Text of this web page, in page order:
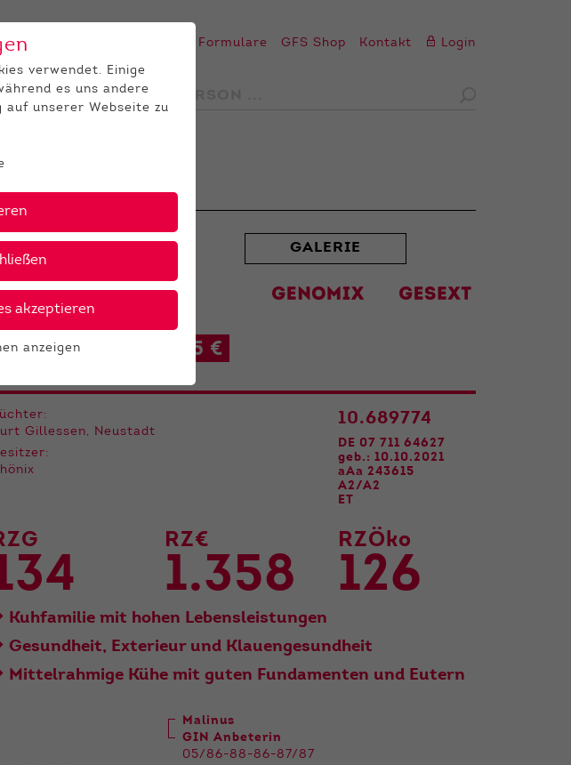
Formulare GFS Shop Kontakt Login
GALERIE
29 € 45 €
Gillessen, Neustadt
10.689774
DE 07 711 64627
geb.: 10.10.2021
aAa 243615
A2/A2
ET
RZ€
1.358
RZÖko
126
Kuhfamilie mit hohen Lebensleistungen
Gesundheit, Exterieur und Klauengesundheit
Mittelrahmige Kühe mit guten Fundamenten und Eutern
Malinus
GIN Anbeterin
05/86-88-86-87/87
verwendet. Einige
es uns andere
unserer Webseite zu
akzeptieren
speichern
anzeigen
anzeigen